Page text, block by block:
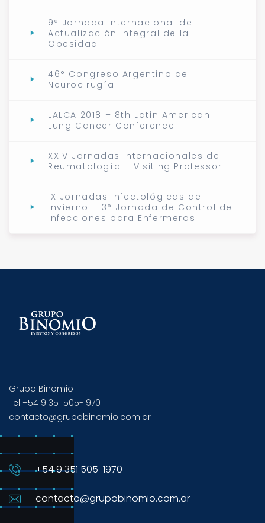
9ª Jornada Internacional de
Actualización Integral de la
Obesidad
46° Congreso Argentino de
Neurocirugía
LALCA 2018 – 8th Latin American
Lung Cancer Conference
XXIV Jornadas Internacionales de
Reumatología – Visiting Professor
IX Jornadas Infectológicas de
Invierno – 3° Jornada de Control de
Infecciones para Enfermeros
Grupo Binomio
Tel +54 9 351 505-1970
contacto@grupobinomio.com.ar
+54 9 351 505-1970
contacto@grupobinomio.com.ar